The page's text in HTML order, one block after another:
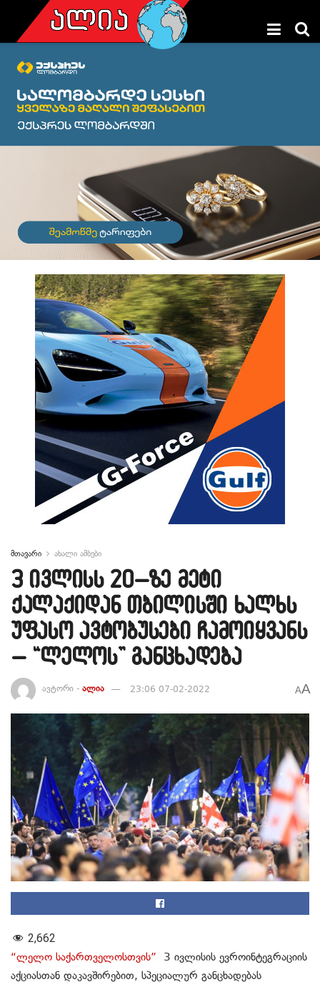
მთავარი ახალი ამბები
3 ივლისს 20–ზე მეტი
ქალაქიდან თბილისში ხალხს
უფასო ავტობუსები ჩამოიყვანს
– “ლელოს” განცხადება
ავტორი - ალია 23:06 07-02-2022 AA
2,662
“ლელო საქართველოსთვის” 3 ივლისის ევროინტეგრაციის
აქციასთან დაკავშირებით, სპეციალურ განცხადებას